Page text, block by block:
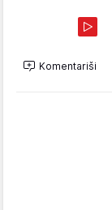
Komentariši